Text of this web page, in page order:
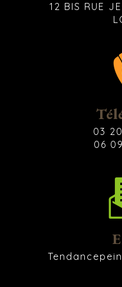
12 BIS RUE JEAN MOULIN 59160
03
06